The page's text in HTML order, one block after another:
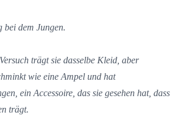
bei dem Jungen.
trägt sie dasselbe Kleid, aber
wie eine Ampel und hat
ein Accessoire, das sie gesehen hat, dass
trägt.